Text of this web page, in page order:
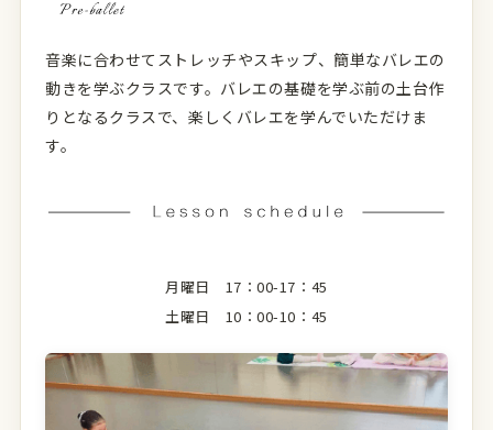
音楽に合わせてストレッチやスキップ、簡単なバレエの
動きを学ぶクラスです。バレエの基礎を学ぶ前の土台作
りとなるクラスで、楽しくバレエを学んでいただけま
す。
月曜日 17：00-17：45
土曜日 10：00-10：45